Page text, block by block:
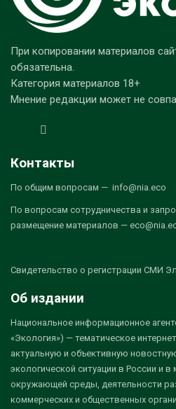
При копировании материалов
обязательна.
Категория материалов 18+
Мнение редакции может не
Контакты
По общим вопросам — info@nia.eco
По вопросам сотрудничества и
размещение материалов —
Свидетельство о регистрации СМИ
Об издании
Национальное информационное
«Экология») — тематическое
актуальную и объективную
экологической ситуации в России и
окружающей среды, деятельности
коммерческих и общественных